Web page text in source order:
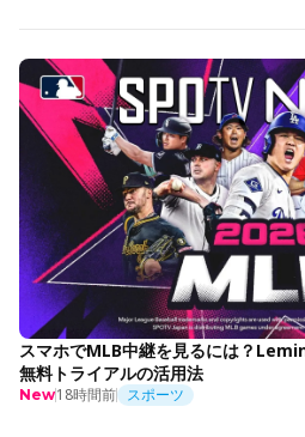
スマホでMLB中継を見るには？
無料トライアルの活用法
New18時間前 スポーツ